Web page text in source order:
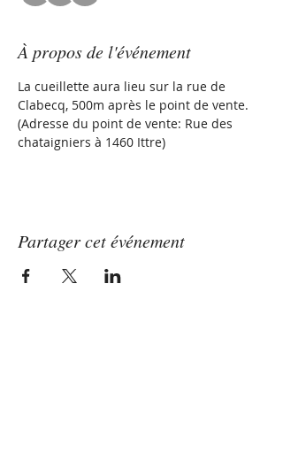
À propos de l'événement
La cueillette aura lieu sur la rue de
Clabecq, 500m après le point de vente.
(Adresse du point de vente: Rue des
chataigniers à 1460 Ittre)
Partager cet événement